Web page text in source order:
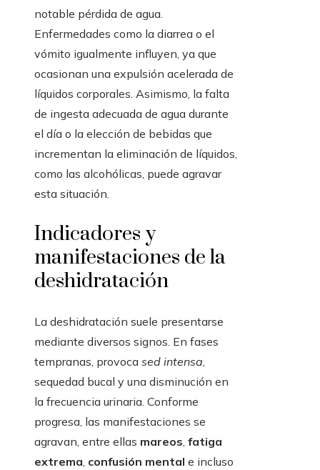
notable pérdida de agua.
Enfermedades como la diarrea o el
vómito igualmente influyen, ya que
ocasionan una expulsión acelerada de
líquidos corporales. Asimismo, la falta
de ingesta adecuada de agua durante
el día o la elección de bebidas que
incrementan la eliminación de líquidos,
como las alcohólicas, puede agravar
esta situación.
Indicadores y
manifestaciones de la
deshidratación
La deshidratación suele presentarse
mediante diversos signos. En fases
tempranas, provoca sed intensa,
sequedad bucal y una disminución en
la frecuencia urinaria. Conforme
progresa, las manifestaciones se
agravan, entre ellas mareos, fatiga
extrema, confusión mental e incluso